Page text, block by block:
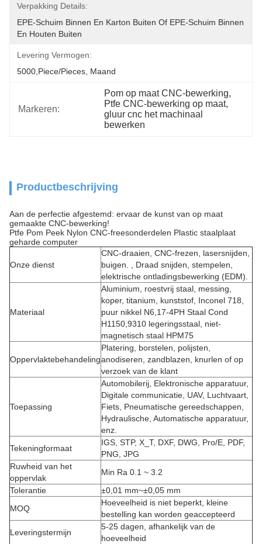
Verpakking Details:
EPE-Schuim Binnen En Karton Buiten Of EPE-Schuim Binnen
En Houten Buiten
Levering Vermogen:
5000,Piece/Pieces, Maand
Markeren:
Pom op maat CNC-bewerking,
Ptfe CNC-bewerking op maat,
gluur cnc het machinaal
bewerken
Productbeschrijving
Aan de perfectie afgestemd: ervaar de kunst van op maat
gemaakte CNC-bewerking!
Ptfe Pom Peek Nylon CNC-freesonderdelen Plastic staalplaat
geharde computer
Onze dienst
CNC-draaien, CNC-frezen, lasersnijden,
buigen. , Draad snijden, stempelen,
elektrische ontladingsbewerking (EDM).
Materiaal
Aluminium, roestvrij staal, messing,
koper, titanium, kunststof, Inconel 718,
puur nikkel N6,17-4PH Staal Cond
H1150,9310 legeringsstaal, niet-
magnetisch staal HPM75
Oppervlaktebehandeling
Platering, borstelen, polijsten,
anodiseren, zandblazen, knurlen of op
verzoek van de klant
Toepassing
Automobilerij, Elektronische apparatuur,
Digitale communicatie, UAV, Luchtvaart,
Fiets, Pneumatische gereedschappen,
Hydraulische, Automatische apparatuur,
enz.
Tekeningformaat
IGS, STP, X_T, DXF, DWG, Pro/E, PDF,
PNG, JPG
Ruwheid van het
oppervlak
Min Ra 0.1 ~ 3.2
Tolerantie
±0,01 mm~±0,05 mm
MOQ
Hoeveelheid is niet beperkt, kleine
bestelling kan worden geaccepteerd
Leveringstermijn
5-25 dagen, afhankelijk van de
hoeveelheid